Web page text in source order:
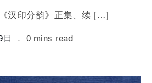
汉印分韵》正集、续 […]
日 0 mins read